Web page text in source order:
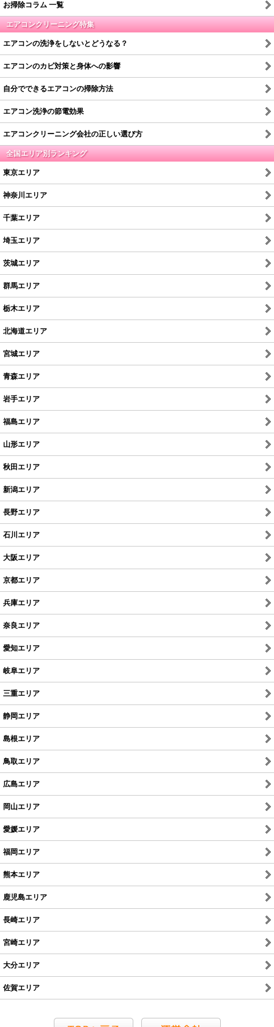
お掃除コラム 一覧
エアコンクリーニング特集
エアコンの洗浄をしないとどうなる？
エアコンのカビ対策と身体への影響
自分でできるエアコンの掃除方法
エアコン洗浄の節電効果
エアコンクリーニング会社の正しい選び方
全国エリア別ランキング
東京エリア
神奈川エリア
千葉エリア
埼玉エリア
茨城エリア
群馬エリア
栃木エリア
北海道エリア
宮城エリア
青森エリア
岩手エリア
福島エリア
山形エリア
秋田エリア
新潟エリア
長野エリア
石川エリア
大阪エリア
京都エリア
兵庫エリア
奈良エリア
愛知エリア
岐阜エリア
三重エリア
静岡エリア
島根エリア
鳥取エリア
広島エリア
岡山エリア
愛媛エリア
福岡エリア
熊本エリア
鹿児島エリア
長崎エリア
宮崎エリア
大分エリア
佐賀エリア